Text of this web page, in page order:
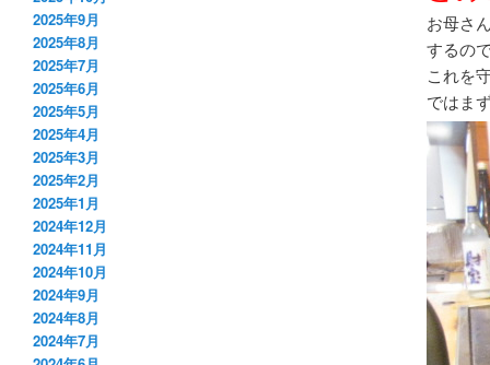
お母さ
するの
これを
ではま
2025年9月
2025年8月
2025年7月
2025年6月
2025年5月
2025年4月
2025年3月
2025年2月
2025年1月
2024年12月
2024年11月
2024年10月
2024年9月
2024年8月
2024年7月